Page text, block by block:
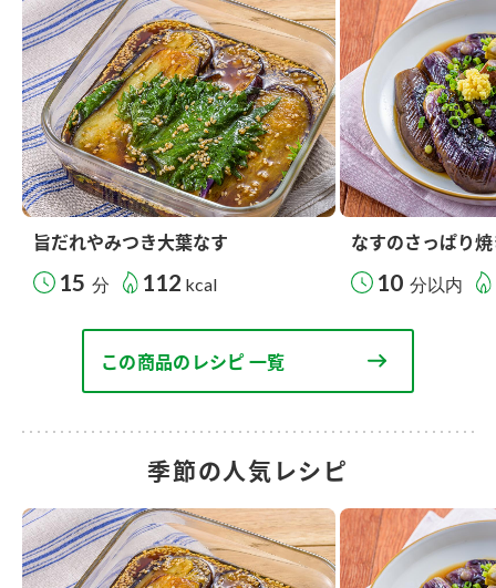
旨だれやみつき大葉なす
15 分 112 kcal
なすのさっぱり
10 分以内
この商品のレシピ 一覧
季節の人気レシピ